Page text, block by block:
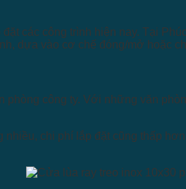
các công trình hiện nay. Tại
dựa vào cơ chế đóng/mở hoặc
công ty. Với những văn
chi phí lắp đặt cũng thấp